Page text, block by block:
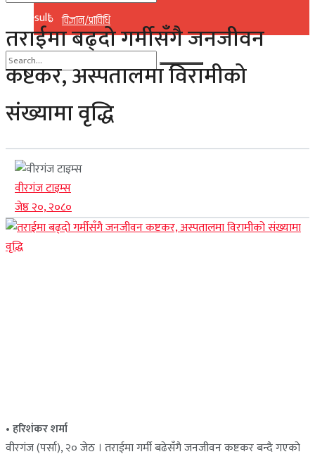
विज्ञान/प्राविधि
No Result
View All Result
No Result
View All Result
तराईमा बढ्दो गर्मीसँगै जनजीवन
कष्टकर, अस्पतालमा विरामीको
संख्यामा वृद्धि
वीरगंज टाइम्स
जेष्ठ २०, २०८०
• हरिशंकर शर्मा
वीरगंज (पर्सा), २० जेठ । तराईमा गर्मी बढेसँगै जनजीवन कष्टकर बन्दै गएको